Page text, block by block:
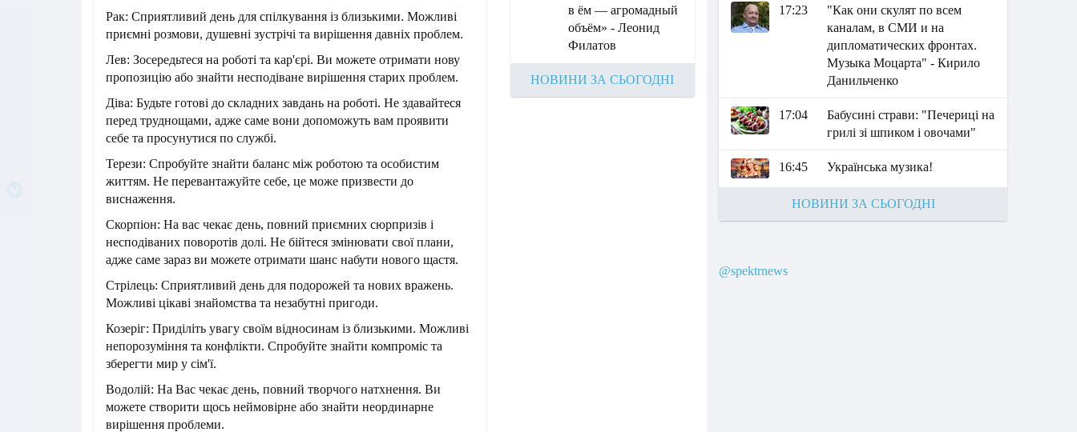
Рак: Сприятливий день для спілкування із близькими. Можливі
приємні розмови, душевні зустрічі та вирішення давніх проблем.
Лев: Зосередьтеся на роботі та кар'єрі. Ви можете отримати нову
пропозицію або знайти несподіване вирішення старих проблем.
Діва: Будьте готові до складних завдань на роботі. Не здавайтеся
перед труднощами, адже саме вони допоможуть вам проявити
себе та просунутися по службі.
Терези: Спробуйте знайти баланс між роботою та особистим
життям. Не перевантажуйте себе, це може призвести до
виснаження.
Скорпіон: На вас чекає день, повний приємних сюрпризів і
несподіваних поворотів долі. Не бійтеся змінювати свої плани,
адже саме зараз ви можете отримати шанс набути нового щастя.
Стрілець: Сприятливий день для подорожей та нових вражень.
Можливі цікаві знайомства та незабутні пригоди.
Козеріг: Приділіть увагу своїм відносинам із близькими. Можливі
непорозуміння та конфлікти. Спробуйте знайти компроміс та
зберегти мир у сім'ї.
Водолій: На Вас чекає день, повний творчого натхнення. Ви
можете створити щось неймовірне або знайти неординарне
вирішення проблеми.
в ём — агромадный
объём» - Леонид
Филатов
НОВИНИ ЗА СЬОГОДНІ
17:23
"Как они скулят по всем
каналам, в СМИ и на
дипломатических фронтах.
Музыка Моцарта" - Кирило
Данильченко
17:04
Бабусині страви: "Печериці на
грилі зі шпиком і овочами"
16:45 Українська музика!
НОВИНИ ЗА СЬОГОДНІ
@spektrnews